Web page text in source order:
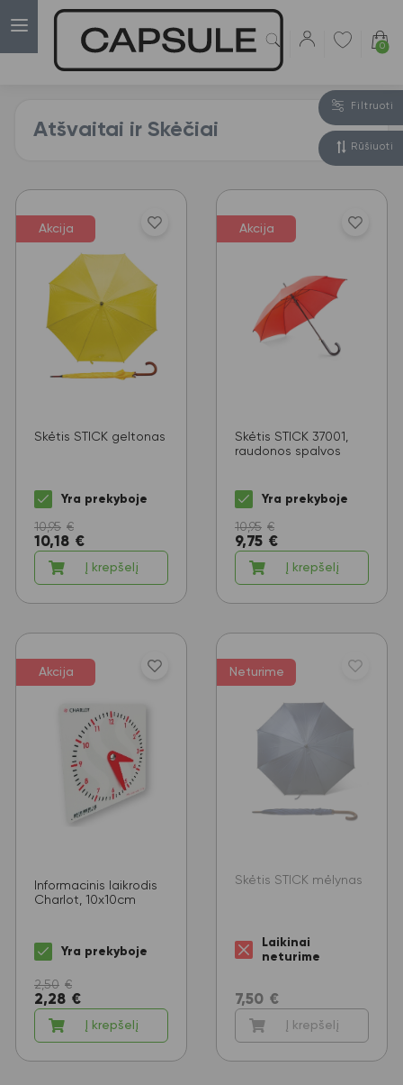
0
Filtruoti
Rūšiuoti
Atšvaitai ir Skėčiai
Akcija
Skėtis STICK geltonas
Yra prekyboje
10,95 €
10,18 €
Į krepšelį
Akcija
Skėtis STICK 37001,
raudonos spalvos
Yra prekyboje
10,95 €
9,75 €
Į krepšelį
Akcija
Informacinis laikrodis
Charlot, 10x10cm
Yra prekyboje
2,50 €
2,28 €
Į krepšelį
Neturime
Skėtis STICK mėlynas
Laikinai
neturime
7,50 €
Į krepšelį